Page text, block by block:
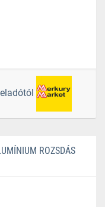
ROZSDÁS